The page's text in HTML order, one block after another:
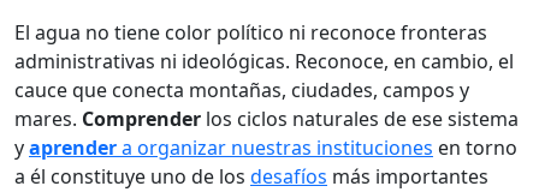
El agua no tiene color político ni reconoce fronteras
administrativas ni ideológicas. Reconoce, en cambio, el
cauce que conecta montañas, ciudades, campos y
mares. Comprender los ciclos naturales de ese sistema
yaprendera organizar nuestras instituciones en torno
a él constituye uno de los desafíos más importantes